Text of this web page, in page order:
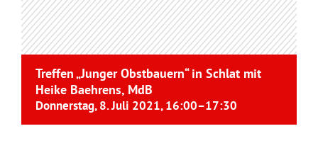
Treffen „Junger Obstbauern“ in Schlat mit
Heike Baehrens, MdB
Donnerstag, 8. Juli 2021, 16:00–17:30